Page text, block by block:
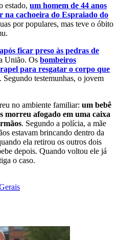
estado, um homem de 44 anos
na cachoeira do Espraiado do
por populares, mas teve o óbito
ficar preso às pedras de
União. Os bombeiros
para resgatar o corpo que
. Segundo testemunhas, o jovem
no ambiente familiar: um bebê
morreu afogado em uma caixa
. Segundo a polícia, a mãe
estavam brincando dentro da
ela retirou os outros dois
depois. Quando voltou ele já
o caso.